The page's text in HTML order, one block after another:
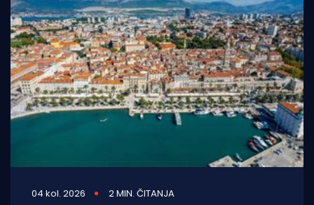
04 kol. 2026 2 MIN. ČITANJA